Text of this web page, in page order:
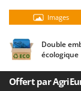
Cisailles à
Cisailles
Climatiseurs
Barbieri
Batavia
Benassi
Berkel
Images
Double
écologique
Offert par